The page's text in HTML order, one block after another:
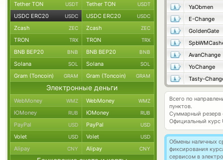
YaObmen
E-Change
GoldenGate
AvanChange
YoChange
Tasty-
Всего по
пунктов.
Суммарный резерв
Официальный курс
Обмены наличных
фиксирования
сервисом в
Tether TON USDT Tether TON USDT
USDC ERC20 USDC USDC ERC20 USDC
Zcash ZEC Zcash ZEC
TRON TRX TRON TRX
BNB BEP20 BNB BNB BEP20 BNB
Solana SOL Solana SOL
Gram (Toncoin) GRAM Gram (Toncoin) GRAM
Электронные деньги
WebMoney WMZ WebMoney WMZ
ЮMoney RUB ЮMoney RUB
PayPal USD PayPal USD
Volet USD Volet USD
Alipay CNY Alipay CNY